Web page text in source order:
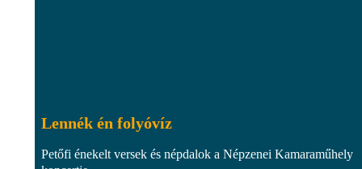
Lennék én folyóvíz
Petőfi énekelt versek és népdalok a Népzenei Kamaraműhely